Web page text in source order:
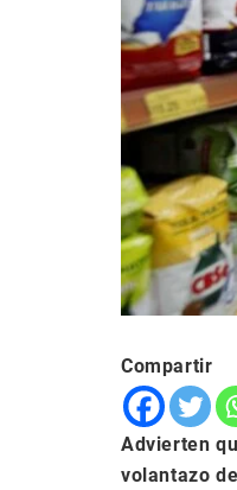
Compartir
Advierten
volantazo